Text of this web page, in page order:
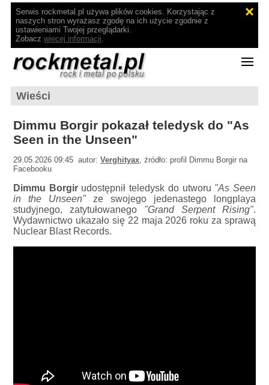
Serwis rockmetal.pl używa plików cookies. Korzystając z
naszych stron wyrażasz zgodę na ich użycie zgodnie z
ustawieniami Twojej przeglądarki.
Zobacz więcej informacji.
Wieści
Dimmu Borgir pokazał teledysk do "As
Seen in the Unseen"
29.05.2026 09:45 autor:Verghityax, źródło: profil Dimmu Borgir na
Facebooku
Dimmu Borgir udostępnił teledysk do utworu "As Seen
in the Unseen" ze swojego jedenastego longplaya
studyjnego, zatytułowanego "Grand Serpent Rising".
Wydawnictwo ukazało się 22 maja 2026 roku za sprawą
Nuclear Blast Records.